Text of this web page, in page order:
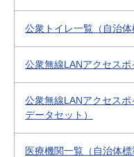
公衆トイレ一覧（自治体
公衆無線LANアクセスポ
公衆無線LANアクセス
データセット）
医療機関一覧（自治体